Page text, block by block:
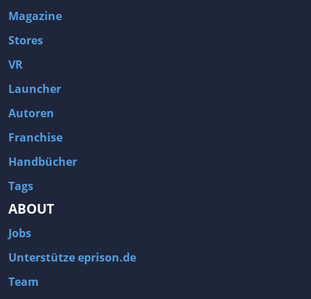
Magazine
Stores
VR
Launcher
Autoren
Franchise
Handbücher
Tags
ABOUT
Jobs
Unterstütze eprison.de
Team